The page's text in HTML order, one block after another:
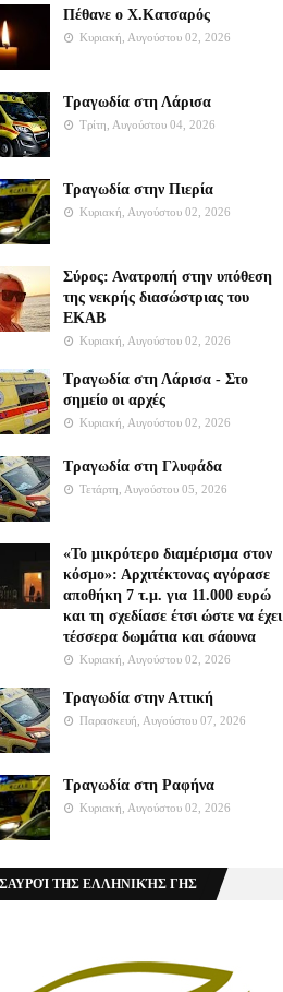
Πέθανε ο Χ.Κατσαρός
Κυριακή, Αυγούστου 02, 2026
Τραγωδία στη Λάρισα
Τρίτη, Αυγούστου 04, 2026
Τραγωδία στην Πιερία
Κυριακή, Αυγούστου 02, 2026
Σύρος: Ανατροπή στην υπόθεση
της νεκρής διασώστριας του
ΕΚΑΒ
Κυριακή, Αυγούστου 02, 2026
Τραγωδία στη Λάρισα - Στο
σημείο οι αρχές
Κυριακή, Αυγούστου 02, 2026
Τραγωδία στη Γλυφάδα
Τετάρτη, Αυγούστου 05, 2026
«Το μικρότερο διαμέρισμα στον
κόσμο»: Αρχιτέκτονας αγόρασε
αποθήκη 7 τ.μ. για 11.000 ευρώ
και τη σχεδίασε έτσι ώστε να έχει
τέσσερα δωμάτια και σάουνα
Κυριακή, Αυγούστου 02, 2026
Τραγωδία στην Αττική
Παρασκευή, Αυγούστου 07, 2026
Τραγωδία στη Ραφήνα
Κυριακή, Αυγούστου 02, 2026
ΤΗΣ ΕΛΛΗΝΙΚΉΣ ΓΗΣ